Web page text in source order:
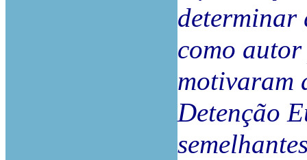
determinar
como
motivaram
Detenção